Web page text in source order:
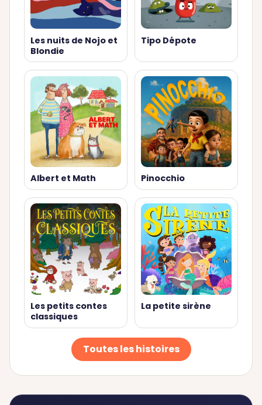
Les nuits de Nojo et
Blondie
Tipo Dépote
Albert et Math Pinocchio
Les petits contes
classiques
La petite sirène
Toutes les histoires